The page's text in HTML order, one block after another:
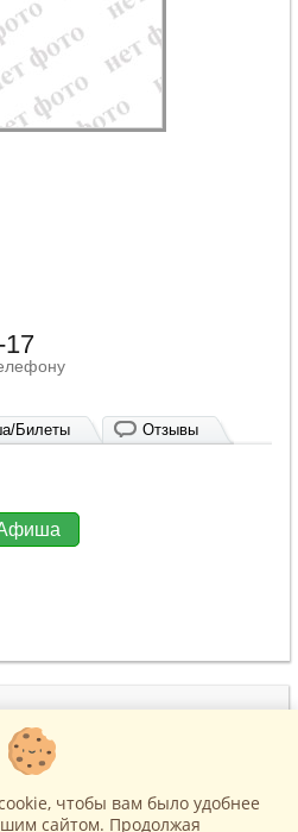
17
Билеты Отзывы
Афиша
(495) 215-22-17
чтобы вам было удобнее
сайтом. Продолжая